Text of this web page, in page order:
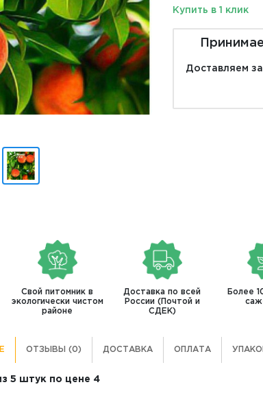
Купить в 1 клик
Доставляем
Свой питомник в
экологически чистом
районе
Доставка по всей
России (Почтой и
СДЕК)
Более
ОТЗЫВЫ (0) ДОСТАВКА ОПЛАТА
5 штук по цене 4